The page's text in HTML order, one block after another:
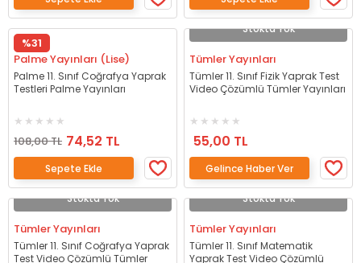
%31
Palme Yayınları (Lise)
Palme 11. Sınıf Coğrafya Yaprak
Testleri Palme Yayınları
108,00 TL 74,52 TL
Sepete Ekle
Stokta Yok
Tümler Yayınları
Tümler 11. Sınıf Fizik Yaprak Test
Video Çözümlü Tümler Yayınları
55,00 TL
Gelince Haber Ver
Stokta Yok
Tümler Yayınları
Tümler 11. Sınıf Coğrafya Yaprak
Test Video Çözümlü Tümler
Stokta Yok
Tümler Yayınları
Tümler 11. Sınıf Matematik
Yaprak Test Video Çözümlü